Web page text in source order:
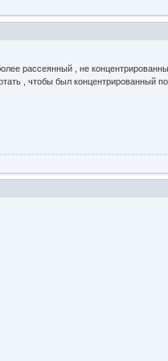
рассеянный , не
, чтобы был концентрированный